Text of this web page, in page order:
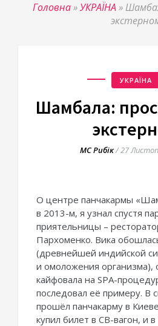
Головна»УКРАЇНА»
УКРАЇНА
Шамбала:
МС Рибік/27
О центре панчакармы
в 2013-м, я узнал спустя
приятельницы –
Пархоменко. Вика
(древнейшей индийской
и омоложения организма),
кайфовала на SPA-
последовал её примеру. В
прошёл панчакарму в
купил билет в СВ-вагон, и